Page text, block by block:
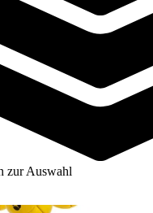
zur Auswahl
Koordinationsleiter MAXI